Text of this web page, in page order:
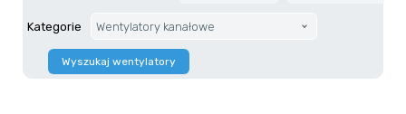
Kategorie Wentylatory kanałowe
Wyszukaj wentylatory